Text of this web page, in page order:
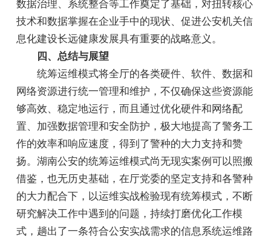
数据治理、系统整合等工作奠定了基础，对扭转核心
技术和数据掌握在企业手中的现状、促进公安机关信
息化建设长远健康发展具有重要的战略意义。
四、总结与展望
统筹运维模式将全厅的各类硬件、软件、数据和
网络资源进行统一管理和维护，不仅确保这些资源能
够高效、稳定地运行，而且通过优化硬件和网络配
置、加强数据管理和安全防护，极大地提高了警务工
作的效率和响应速度，得到了警种的大力支持和赞
扬。湖南公安的统筹运维模式尚无现实案例可以照搬
借鉴，也无历史基础，在厅党委的坚定支持和各警种
的大力配合下，以运维实战检验现有统筹模式，不断
研究解决工作中遇到的问题，持续打磨优化工作模
式，趟出了一条符合公安实战需求的信息系统运维路